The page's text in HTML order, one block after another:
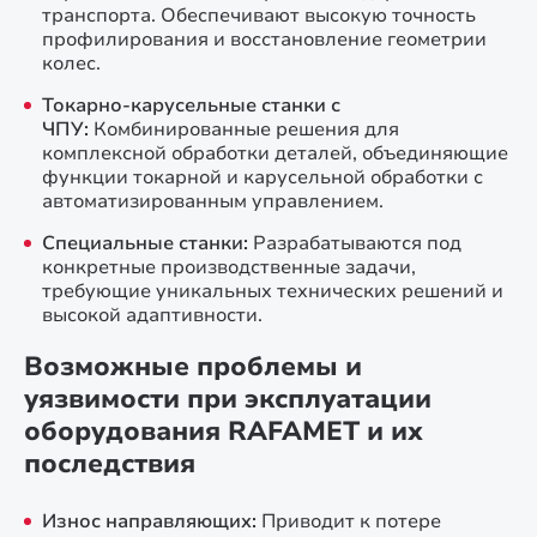
транспорта. Обеспечивают высокую точность
профилирования и восстановление геометрии
колес.
Токарно-карусельные станки с
ЧПУ: Комбинированные решения для
комплексной обработки деталей, объединяющие
функции токарной и карусельной обработки с
автоматизированным управлением.
Специальные станки: Разрабатываются под
конкретные производственные задачи,
требующие уникальных технических решений и
высокой адаптивности.
Возможные проблемы и
уязвимости при эксплуатации
оборудования RAFAMET и их
последствия
Износ направляющих: Приводит к потере